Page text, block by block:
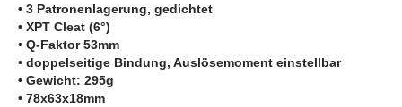
• 3 Patronenlagerung, gedichtet
• XPT Cleat (6°)
• Q-Faktor 53mm
• doppelseitige Bindung, Auslösemoment einstellbar
• Gewicht: 295g
• 78x63x18mm